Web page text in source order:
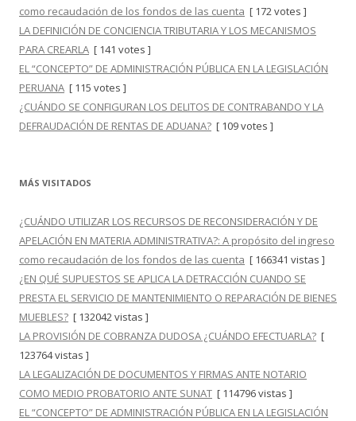
como recaudación de los fondos de las cuenta [ 172 votes ]
LA DEFINICIÓN DE CONCIENCIA TRIBUTARIA Y LOS MECANISMOS
PARA CREARLA [ 141 votes ]
EL “CONCEPTO” DE ADMINISTRACIÓN PÚBLICA EN LA LEGISLACIÓN
PERUANA [ 115 votes ]
¿CUÁNDO SE CONFIGURAN LOS DELITOS DE CONTRABANDO Y LA
DEFRAUDACIÓN DE RENTAS DE ADUANA? [ 109 votes ]
MÁS VISITADOS
¿CUÁNDO UTILIZAR LOS RECURSOS DE RECONSIDERACIÓN Y DE
APELACIÓN EN MATERIA ADMINISTRATIVA?: A propósito del ingreso
como recaudación de los fondos de las cuenta [ 166341 vistas ]
¿EN QUÉ SUPUESTOS SE APLICA LA DETRACCIÓN CUANDO SE
PRESTA EL SERVICIO DE MANTENIMIENTO O REPARACIÓN DE BIENES
MUEBLES? [ 132042 vistas ]
LA PROVISIÓN DE COBRANZA DUDOSA ¿CUÁNDO EFECTUARLA? [
123764 vistas ]
LA LEGALIZACIÓN DE DOCUMENTOS Y FIRMAS ANTE NOTARIO
COMO MEDIO PROBATORIO ANTE SUNAT [ 114796 vistas ]
EL “CONCEPTO” DE ADMINISTRACIÓN PÚBLICA EN LA LEGISLACIÓN